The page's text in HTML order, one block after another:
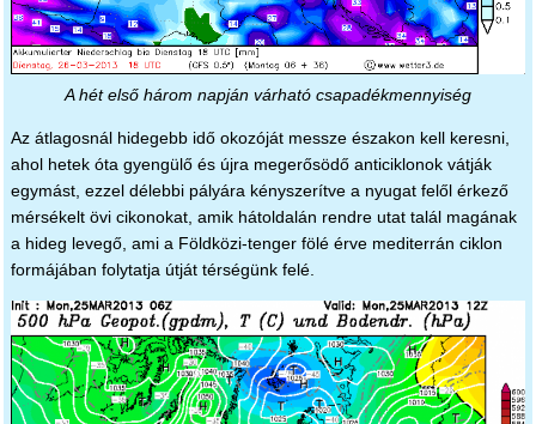
A hét első három napján várható csapadékmennyiség
Az átlagosnál hidegebb idő okozóját messze északon kell keresni,
ahol hetek óta gyengülő és újra megerősödő anticiklonok vátják
egymást, ezzel délebbi pályára kényszerítve a nyugat felől érkező
mérsékelt övi cikonokat, amik hátoldalán rendre utat talál magának
a hideg levegő, ami a Földközi-tenger fölé érve mediterrán ciklon
formájában folytatja útját térségünk felé.